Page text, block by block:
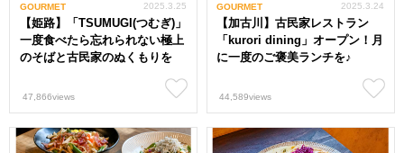
GOURMET
【姫路】「TSUMUGI(つむぎ)」
一度食べたら忘れられない極上
のそばと古民家のぬくもりを
2025.3.25
47,866views
GOURMET
【加古川】古民家レストラン
「kurori dining」オープン！月
に一度のご褒美ランチを♪
2025.3.24
44,589views